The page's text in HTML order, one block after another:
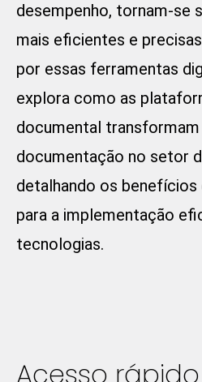
desempenho, tornam-se
mais eficientes e
por essas ferramentas
explora como as
documental
documentação no setor
detalhando os
para a implementação
tecnologias.
Acesso